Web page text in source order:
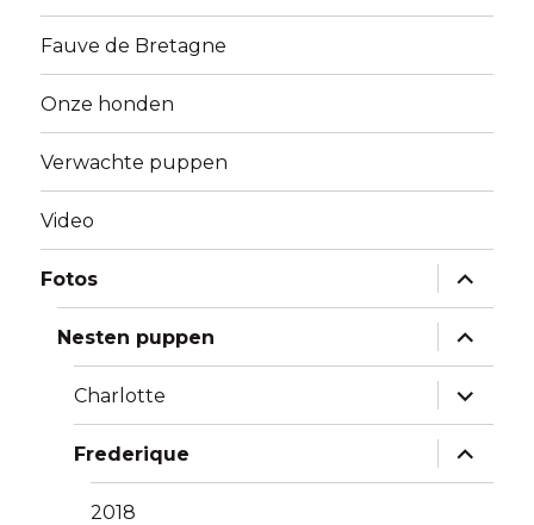
Fauve de Bretagne
Onze honden
Verwachte puppen
Video
Fotos
Alles
Nesten puppen
Alles
Charlotte
Alles
Frederique
Alles
2018